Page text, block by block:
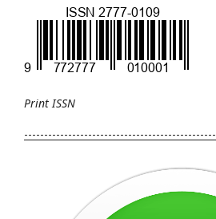
Print ISSN
------------------------------------------------